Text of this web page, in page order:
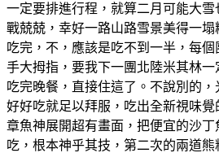
一定要排進行程，就算二月可能大
戰兢兢，幸好一路山路雪景美得一塌
吃完，不，應該是吃不到一半，每
手大拇指，要我下一團北陸米其林
吃完晚餐，直接住這了。不說別的
好好吃就足以拜服，吃出全新視味
章魚神展開超有畫面，把便宜的沙
吃，根本神乎其技，第二次的兩道